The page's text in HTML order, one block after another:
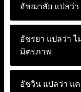
อัชฌาสัย แปลว่า
อัชรยา แปลว่า ไ
มิตรภาพ
อัชวิน แปลว่า แ